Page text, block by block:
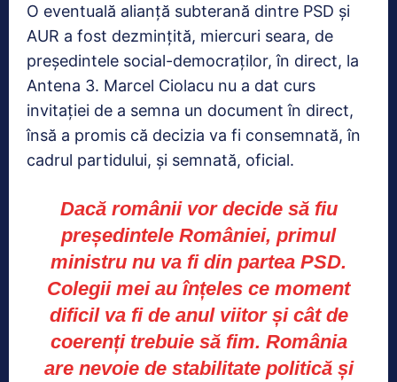
O eventuală alianță subterană dintre PSD și
AUR a fost dezmințită, miercuri seara, de
președintele social-democraților, în direct, la
Antena 3. Marcel Ciolacu nu a dat curs
invitației de a semna un document în direct,
însă a promis că decizia va fi consemnată, în
cadrul partidului, și semnată, oficial.
Dacă românii vor decide să fiu
președintele României, primul
ministru nu va fi din partea PSD.
Colegii mei au înțeles ce moment
dificil va fi de anul viitor și cât de
coerenți trebuie să fim. România
are nevoie de stabilitate politică și